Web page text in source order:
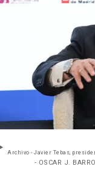
Archivo - Javier Tebas,
- OSCAR J.